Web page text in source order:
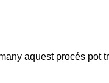
aquest procés